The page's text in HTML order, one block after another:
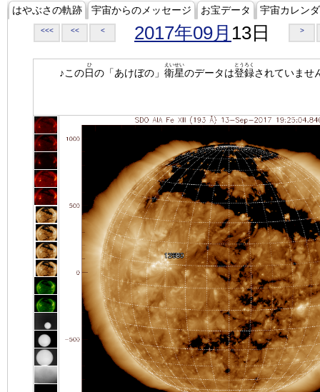
はやぶさの軌跡 宇宙からのメッセージ お宝データ 宇宙カレン
<<< << < 2017年09月 13日 >
♪この日
ひ
の「あけぼの」 衛星
えいせい
のデータは登録
とうろく
されていませ